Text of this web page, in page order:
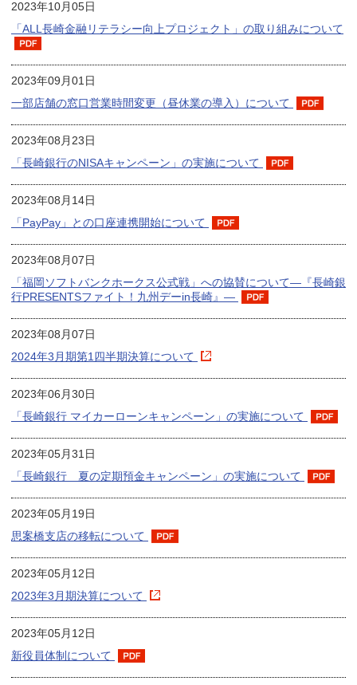
2023年10月05日
「ALL長崎金融リテラシー向上プロジェクト」の取り組みについて
2023年09月01日
一部店舗の窓口営業時間変更（昼休業の導入）について
2023年08月23日
「長崎銀行のNISAキャンペーン」の実施について
2023年08月14日
「PayPay」との口座連携開始について
2023年08月07日
「福岡ソフトバンクホークス公式戦」への協賛について―『長崎銀
行PRESENTSファイト！九州デーin長崎』―
2023年08月07日
2024年3月期第1四半期決算について
2023年06月30日
「長崎銀行 マイカーローンキャンペーン」の実施について
2023年05月31日
「長崎銀行 夏の定期預金キャンペーン」の実施について
2023年05月19日
思案橋支店の移転について
2023年05月12日
2023年3月期決算について
2023年05月12日
新役員体制について